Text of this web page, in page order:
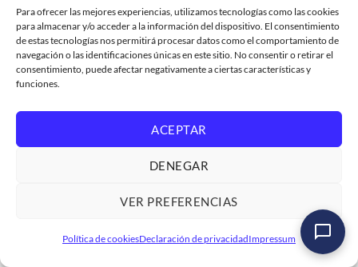
Para ofrecer las mejores experiencias, utilizamos tecnologías como las cookies
para almacenar y/o acceder a la información del dispositivo. El consentimiento
de estas tecnologías nos permitirá procesar datos como el comportamiento de
navegación o las identificaciones únicas en este sitio. No consentir o retirar el
consentimiento, puede afectar negativamente a ciertas características y
funciones.
ACEPTAR
DENEGAR
VER PREFERENCIAS
Política de cookiesDeclaración de privacidadImpressum
AutomatizacionEmpresarial(1)
avanai(1)
BTP(4)